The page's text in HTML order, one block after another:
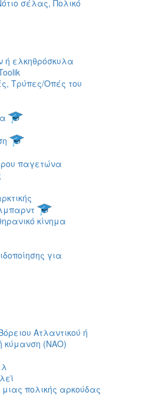
σέλας, Πολικό
ή ελκηθρόσκυλα
Τρύπες/Οπές του
παγετώνα
κίνημα
για
Ατλαντικού ή
κύμανση (NAO)
πολικής αρκούδας